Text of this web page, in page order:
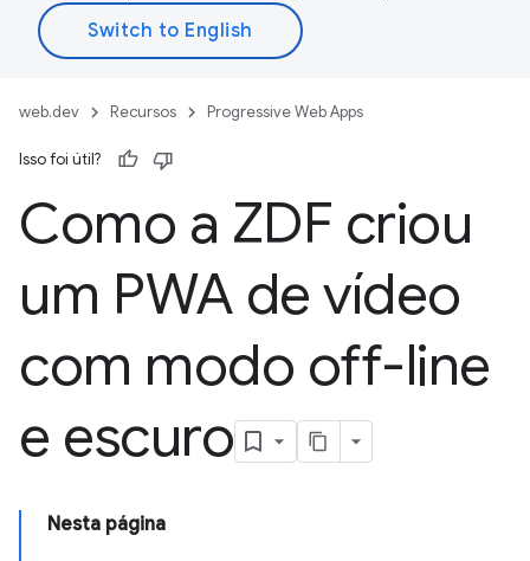
web.dev Recursos Progressive Web Apps
Isso foi útil?
Como a ZDF criou
um PWA de vídeo
com modo off-line
e escuro
Nesta página